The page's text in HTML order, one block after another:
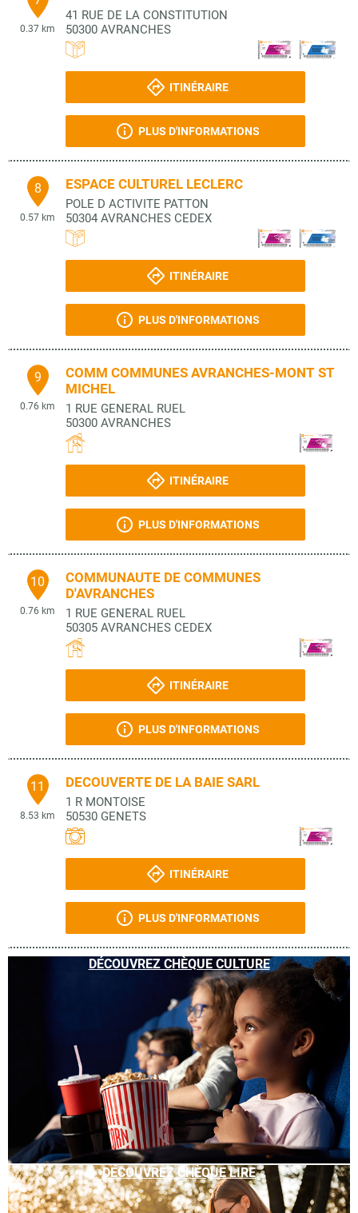
0.37 km
41 RUE DE LA CONSTITUTION
50300 AVRANCHES
ITINÉRAIRE
PLUS D'INFORMATIONS
8
0.57 km
ESPACE CULTUREL LECLERC
POLE D ACTIVITE PATTON
50304 AVRANCHES CEDEX
ITINÉRAIRE
PLUS D'INFORMATIONS
9
0.76 km
COMM COMMUNES AVRANCHES-MONT ST
MICHEL
1 RUE GENERAL RUEL
50300 AVRANCHES
ITINÉRAIRE
PLUS D'INFORMATIONS
10
0.76 km
COMMUNAUTE DE COMMUNES
D'AVRANCHES
1 RUE GENERAL RUEL
50305 AVRANCHES CEDEX
ITINÉRAIRE
PLUS D'INFORMATIONS
11
8.53 km
DECOUVERTE DE LA BAIE SARL
1 R MONTOISE
50530 GENETS
ITINÉRAIRE
PLUS D'INFORMATIONS
DÉCOUVREZ CHÈQUE CULTURE
DÉCOUVREZ CHÈQUE LIRE